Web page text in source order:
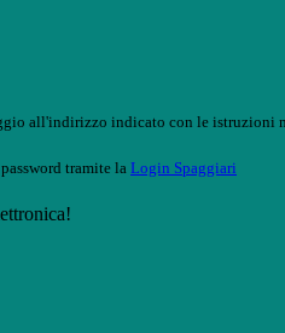
all'indirizzo indicato con le istruzioni
tramite la Login Spaggiari